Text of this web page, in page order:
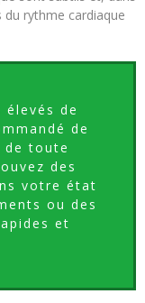
rythme cardiaque
élevés de
de
de toute
des
votre état
ou des
et